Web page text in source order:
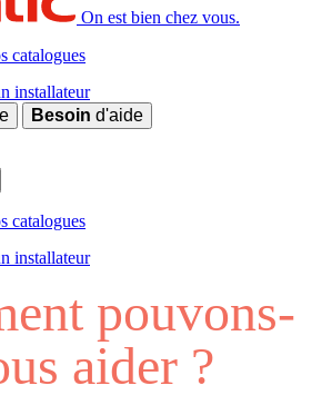
On est bien chez vous.
catalogues
installateur
Besoin d'aide
catalogues
installateur
pouvons-
aider ?